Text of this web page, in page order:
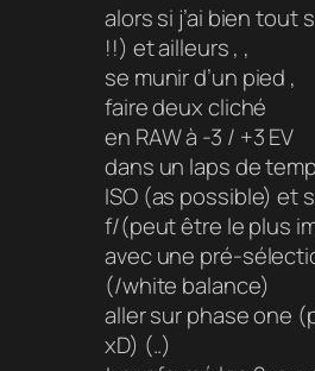
alors si j’ai bien tout
!!) et ailleurs , ,
se munir d’un pied ,
faire deux cliché
en RAW à -3 / +3 EV
dans un laps de
ISO (as possible) et
f/(peut être le plus
avec une pré-
(/white balance)
aller sur phase one
xD) (..)